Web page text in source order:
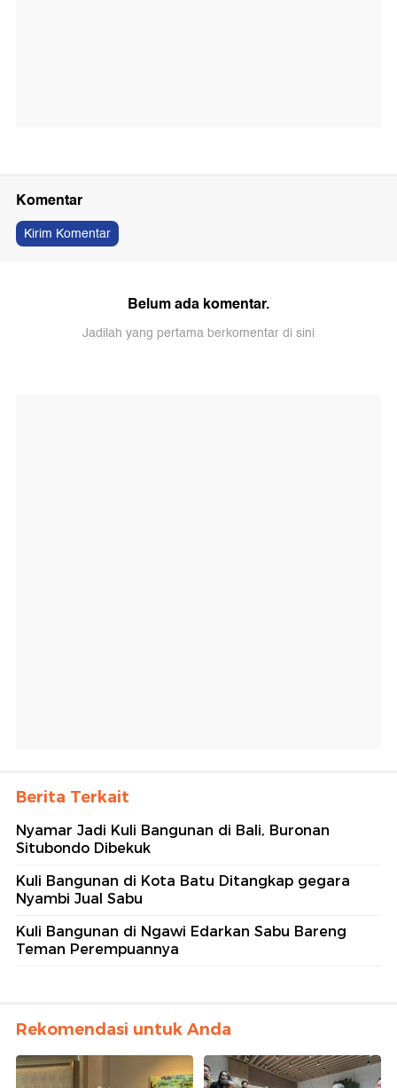
Komentar
Kirim Komentar
Belum ada komentar.
Jadilah yang pertama berkomentar di sini
Berita Terkait
Nyamar Jadi Kuli Bangunan di Bali, Buronan
Situbondo Dibekuk
Kuli Bangunan di Kota Batu Ditangkap gegara
Nyambi Jual Sabu
Kuli Bangunan di Ngawi Edarkan Sabu Bareng
Teman Perempuannya
Rekomendasi untuk Anda